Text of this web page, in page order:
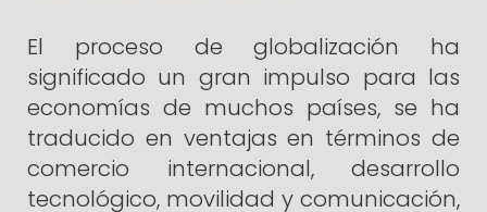
El proceso de globalización ha
significado un gran impulso para las
economías de muchos países, se ha
traducido en ventajas en términos de
comercio internacional, desarrollo
tecnológico, movilidad y comunicación,